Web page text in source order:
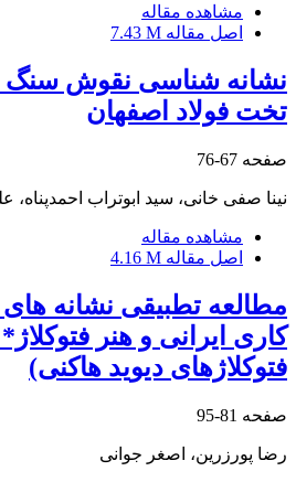
مشاهده مقاله
اصل مقاله 7.43 M
نشانه شناسی نقوش سنگ
تخت فولاد اصفهان
صفحه 67-76
نینا صفی خانی، سید ابوتراب احمدپناه،
مشاهده مقاله
اصل مقاله 4.16 M
مطالعه تطبیقی نشانه
کاری ایرانی و هنر
فتوکلاژهای دیوید هاکنی)
صفحه 81-95
رضا پورزرین، اصغر جوانی